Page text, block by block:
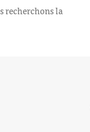
recherchons la